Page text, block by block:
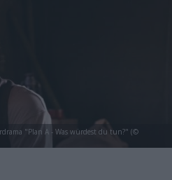
"Plan A - Was würdest du tun?" (©